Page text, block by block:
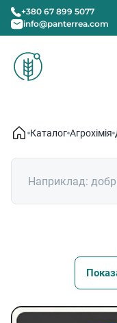
+380 67 899 5077
info@panterrea.com
Каталог Агрохімія